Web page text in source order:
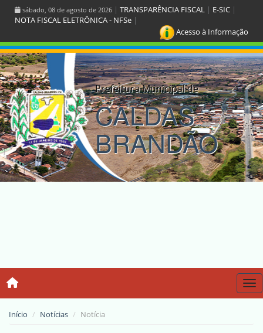
sábado, 08 de agosto de 2026 | TRANSPARÊNCIA FISCAL | E-SIC |
NOTA FISCAL ELETRÔNICA - NFSe |
Acesso à Informação
Prefeitura Municipal de
CALDAS
BRANDÃO
Início Notícias Notícia